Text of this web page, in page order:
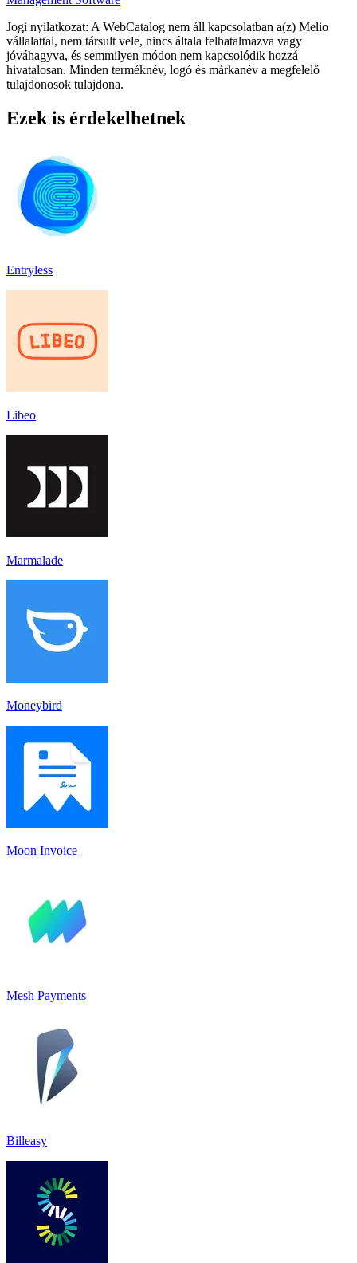
Jogi nyilatkozat: A WebCatalog nem áll kapcsolatban a(z) Melio
vállalattal, nem társult vele, nincs általa felhatalmazva vagy
jóváhagyva, és semmilyen módon nem kapcsolódik hozzá
hivatalosan. Minden terméknév, logó és márkanév a megfelelő
tulajdonosok tulajdona.
Ezek is érdekelhetnek
Entryless
Libeo
Marmalade
Moneybird
Moon Invoice
Mesh Payments
Billeasy